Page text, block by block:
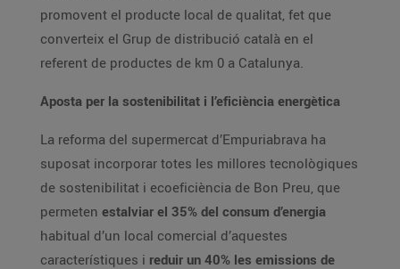
promovent el producte local de qualitat, fet que
converteix el Grup de distribució català en el
referent de productes de km 0 a Catalunya.
Aposta per la sostenibilitat i l’eficiència energètica
La reforma del supermercat d’Empuriabrava ha
suposat incorporar totes les millores tecnològiques
de sostenibilitat i ecoeficiència de Bon Preu, que
permeten estalviar el 35% del consum d’energia
habitual d’un local comercial d’aquestes
característiques i reduir un 40% les emissions de